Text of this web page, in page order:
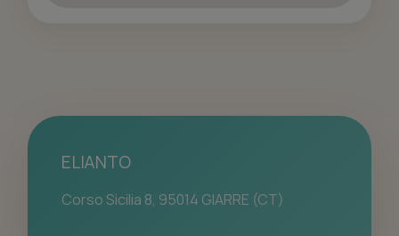
ELIANTO
Corso Sicilia 8, 95014 GIARRE (CT)